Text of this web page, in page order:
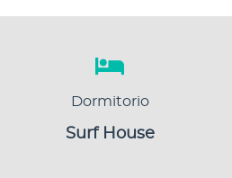
Dormitorio
Surf House